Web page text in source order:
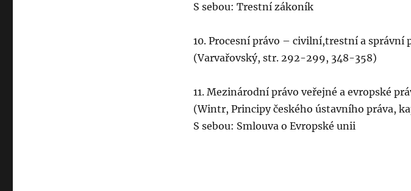
S sebou: Trestní zákoník
10. Procesní právo – civilní,trestní a správní
(Varvařovský, str. 292-299, 348-358)
11. Mezinárodní právo veřejné a evropské
(Wintr, Principy českého ústavního práva,
S sebou: Smlouva o Evropské unii